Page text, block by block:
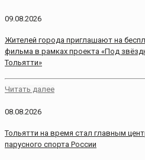
09.08.2026
Жителей города приглашают на
фильма в рамках проекта «Под
Тольятти»
Читать далее
08.08.2026
Тольятти на время стал главным
парусного спорта России